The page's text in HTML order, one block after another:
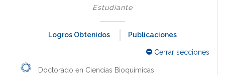
Estudiante
Logros Obtenidos Publicaciones
Cerrar secciones
Doctorado en Ciencias Bioquímicas